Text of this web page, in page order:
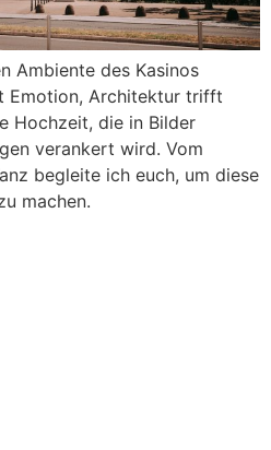
Ambiente des Kasinos
Emotion, Architektur trifft
Hochzeit, die in Bilder
verankert wird. Vom
begleite ich euch, um diese
machen.